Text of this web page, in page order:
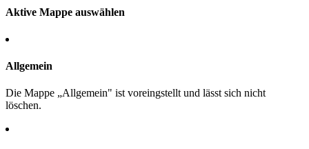
Aktive Mappe auswählen
Allgemein
Die Mappe „Allgemein" ist voreingstellt und lässt sich nicht
löschen.